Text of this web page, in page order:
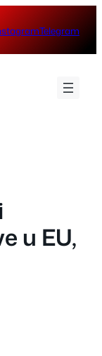
Telegram
u EU,